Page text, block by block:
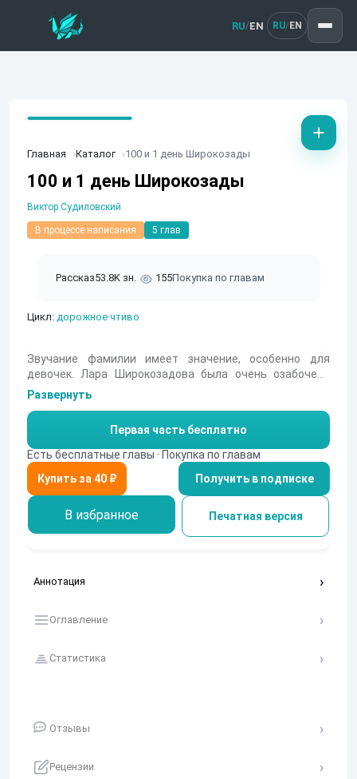
RU/EN RU/ EN
Главная Каталог 100 и 1 день Широкозады
100 и 1 день Широкозады
Виктор Судиловский
В процессе написания 5 глав
Рассказ53.8K зн. 155Покупка по главам
Цикл: дорожное чтиво
Звучание фамилии имеет значение, особенно для
девочек. Лара Широкозадова была очень озабочена
доставшейся ей фамилией от отца. Простой рассказ о
жизненных сложностях молодой девушки достигшей
звездности благодаря шутке учителя.
Развернуть
Первая часть бесплатно
Есть бесплатные главы · Покупка по главам
Получить в подписке
В избранное Печатная версия
Аннотация
Оглавление
Статистика
Отзывы
Рецензии